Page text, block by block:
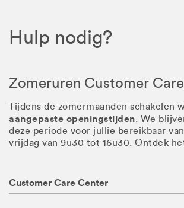
Hulp nodig?
Zomeruren Customer Care
Tijdens de zomermaanden schakelen
aangepaste openingstijden. We
deze periode voor jullie bereikbaar
vrijdag van 9u30 tot 16u30. Ontdek
Customer Care Center